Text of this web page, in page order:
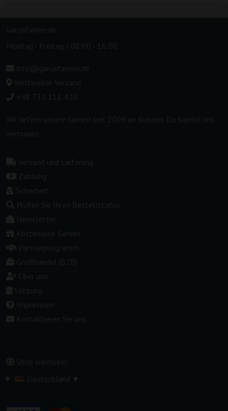
GanjaFarmer.de
Montag - Freitag / 08:00 - 16:00
info@ganjafarmer.de
Weltweiter Versand
+48 731 111 420
Wir liefern unsere Samen seit 2009 an Kunden. Du kannst uns
vertrauen.
Versand und Lieferung
Zahlung
Sicherheit
Prüfen Sie Ihren Bestellstatus
Newsletter
Kostenlose Samen
Partnerprogramm
Großhandel (B2B)
Über uns
Satzung
Impressum
Kontaktieren Sie uns
Shop wechseln:
Deutschland ▾